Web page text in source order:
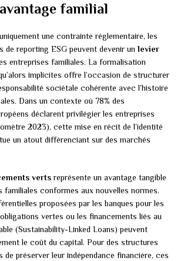
familial
une contrainte réglementaire, les
de reporting ESG peuvent devenir un levier
entreprises familiales. La formalisation
implicites offre l’occasion de structurer
sociétale cohérente avec l’histoire
Dans un contexte où 78% des
déclarent privilégier les entreprises
2023), cette mise en récit de l’identité
un atout différenciant sur des marchés
vertsreprésente un avantage tangible
familiales conformes aux nouvelles normes.
proposées par les banques pour les
vertes ou les financements liés au
(Sustainability-Linked Loans) peuvent
le coût du capital. Pour des structures
de préserver leur indépendance financière, ces